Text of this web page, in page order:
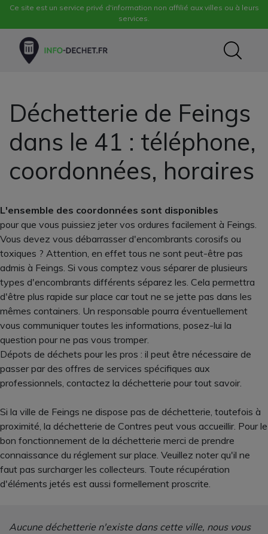
Ce site est un service privé d'information non affilié aux villes ou à leurs
services.
Déchetterie de Feings
dans le 41 : téléphone,
coordonnées, horaires
L'ensemble des coordonnées sont disponibles
pour que vous puissiez jeter vos ordures facilement à Feings.
Vous devez vous débarrasser d'encombrants corosifs ou
toxiques ? Attention, en effet tous ne sont peut-être pas
admis à Feings. Si vous comptez vous séparer de plusieurs
types d'encombrants différents séparez les. Cela permettra
d'être plus rapide sur place car tout ne se jette pas dans les
mêmes containers. Un responsable pourra éventuellement
vous communiquer toutes les informations, posez-lui la
question pour ne pas vous tromper.
Dépots de déchets pour les pros : il peut être nécessaire de
passer par des offres de services spécifiques aux
professionnels, contactez la déchetterie pour tout savoir.
Si la ville de Feings ne dispose pas de déchetterie, toutefois à
proximité, la déchetterie de Contres peut vous accueillir. Pour le
bon fonctionnement de la déchetterie merci de prendre
connaissance du réglement sur place. Veuillez noter qu'il ne
faut pas surcharger les collecteurs. Toute récupération
d'éléments jetés est aussi formellement proscrite.
Aucune déchetterie n'existe dans cette ville, nous vous